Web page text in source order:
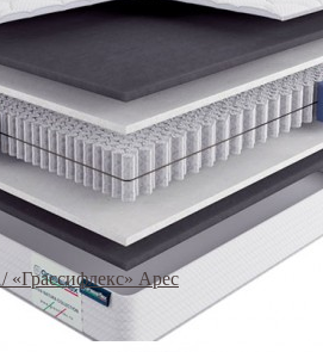
«Грассифлекс» Арес